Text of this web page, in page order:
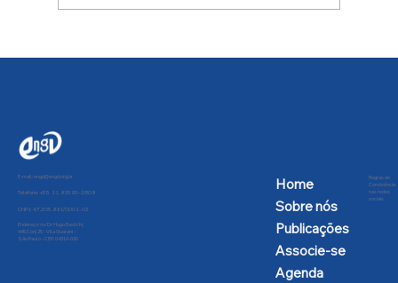
E-mail:engd@engd.org.br
Telefone: +55 11 91592-2809
CNPJ: 47.205.991/0001-02
Endereço: Av Dr Hugo Beolchi,
445 Conj 25 - Vila Guarani -
São Paulo - CEP: 04310-030
Home
Sobre nós
Publicações
Associe-se
Agenda
Regras de
Convivência
nas redes
sociais